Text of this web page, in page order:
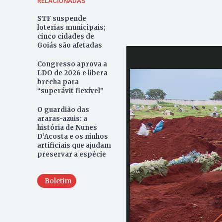
STF suspende
loterias municipais;
cinco cidades de
Goiás são afetadas
Congresso aprova a
LDO de 2026 e libera
brecha para
“superávit flexível”
O guardião das
araras-azuis: a
história de Nunes
D’Acosta e os ninhos
artificiais que ajudam
preservar a espécie
Boletim